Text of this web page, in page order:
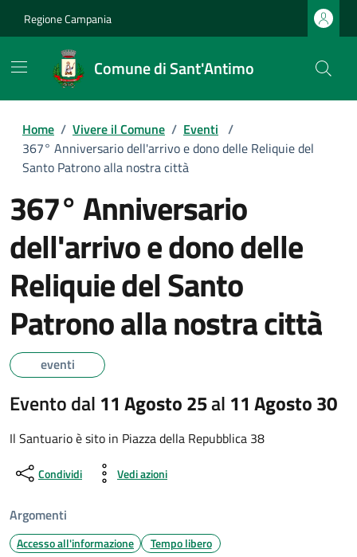
Regione Campania
Comune di Sant'Antimo
Home / Vivere il Comune / Eventi /
367° Anniversario dell'arrivo e dono delle Reliquie del
Santo Patrono alla nostra città
367° Anniversario
dell'arrivo e dono delle
Reliquie del Santo
Patrono alla nostra città
eventi
Evento dal 11 Agosto 25al 11 Agosto 30
Il Santuario è sito in Piazza della Repubblica 38
Condividi Vedi azioni
Argomenti
Accesso all'informazione Tempo libero